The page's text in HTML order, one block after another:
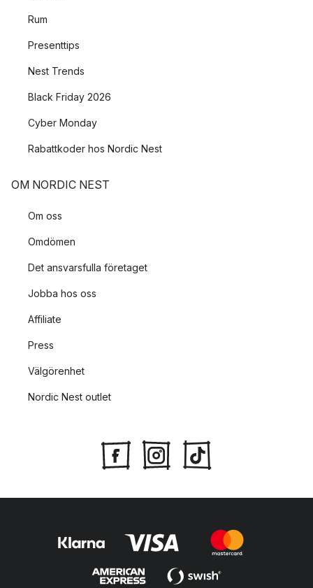
Rum
Presenttips
Nest Trends
Black Friday 2026
Cyber Monday
Rabattkoder hos Nordic Nest
OM NORDIC NEST
Om oss
Omdömen
Det ansvarsfulla företaget
Jobba hos oss
Affiliate
Press
Välgörenhet
Nordic Nest outlet